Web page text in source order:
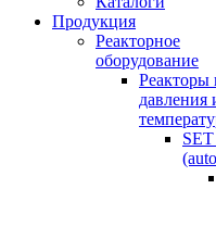
Продукция
Реакторное
оборудование
Реакторы
давления